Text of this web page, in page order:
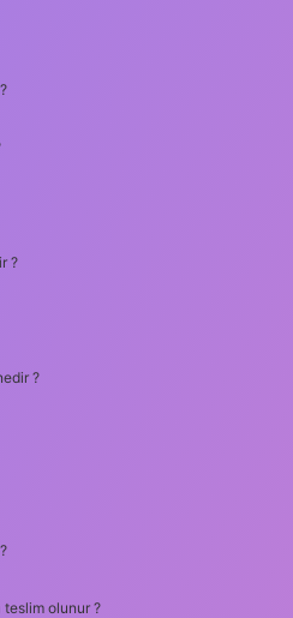
?
?
olunur ?